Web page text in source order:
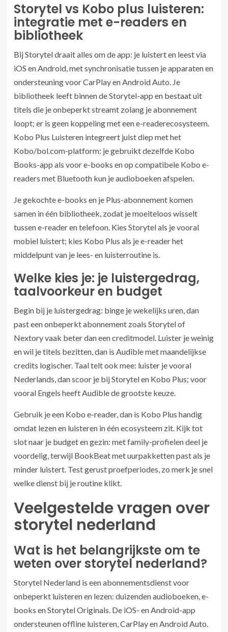
Storytel vs Kobo plus luisteren:
integratie met e-readers en
bibliotheek
Bij Storytel draait alles om de app: je luistert en leest via
iOS en Android, met synchronisatie tussen je apparaten en
ondersteuning voor CarPlay en Android Auto. Je
bibliotheek leeft binnen de Storytel-app en bestaat uit
titels die je onbeperkt streamt zolang je abonnement
loopt; er is geen koppeling met een e-readerecosysteem.
Kobo Plus Luisteren integreert juist diep met het
Kobo/bol.com-platform: je gebruikt dezelfde Kobo
Books-app als voor e-books en op compatibele Kobo e-
readers met Bluetooth kun je audioboeken afspelen.
Je gekochte e-books en je Plus-abonnement komen
samen in één bibliotheek, zodat je moeiteloos wisselt
tussen e-reader en telefoon. Kies Storytel als je vooral
mobiel luistert; kies Kobo Plus als je e-reader het
middelpunt van je lees- en luisterroutine is.
Welke kies je: je luistergedrag,
taalvoorkeur en budget
Begin bij je luistergedrag: binge je wekelijks uren, dan
past een onbeperkt abonnement zoals Storytel of
Nextory vaak beter dan een creditmodel. Luister je weinig
en wil je titels bezitten, dan is Audible met maandelijkse
credits logischer. Taal telt ook mee: luister je vooral
Nederlands, dan scoor je bij Storytel en Kobo Plus; voor
vooral Engels heeft Audible de grootste keuze.
Gebruik je een Kobo e-reader, dan is Kobo Plus handig
omdat lezen en luisteren in één ecosysteem zit. Kijk tot
slot naar je budget en gezin: met family-profielen deel je
voordelig, terwijl BookBeat met uurpakketten past als je
minder luistert. Test gerust proefperiodes, zo merk je snel
welke dienst bij je routine klikt.
Veelgestelde vragen over
storytel nederland
Wat is het belangrijkste om te
weten over storytel nederland?
Storytel Nederland is een abonnementsdienst voor
onbeperkt luisteren en lezen: duizenden audioboeken, e-
books en Storytel Originals. De iOS- en Android-app
ondersteunen offline luisteren, CarPlay en Android Auto.